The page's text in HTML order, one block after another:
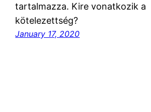
tartalmazza. Kire vonatkozik a
kötelezettség?
January 17, 2020